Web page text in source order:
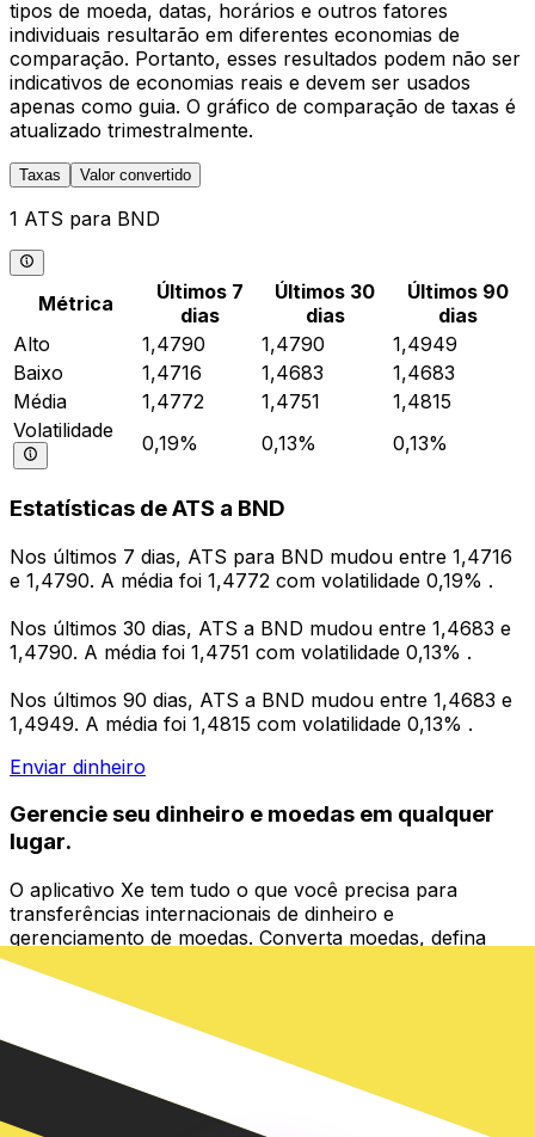
tipos de moeda, datas, horários e outros fatores
individuais resultarão em diferentes economias de
comparação. Portanto, esses resultados podem não ser
indicativos de economias reais e devem ser usados
apenas como guia. O gráfico de comparação de taxas é
atualizado trimestralmente.
Taxas Valor convertido
1 ATS para BND
Métrica
Últimos 7
dias
Últimos 30
dias
Últimos 90
dias
Alto
1,4790 1,4790
1,4949
Baixo
1,4716 1,4683
1,4683
Média
1,4772 1,4751
1,4815
Volatilidade
0,19% 0,13% 0,13%
Estatísticas de ATS a BND
Nos últimos 7 dias, ATS para BND mudou entre 1,4716
e 1,4790. A média foi 1,4772 com volatilidade 0,19% .
Nos últimos 30 dias, ATS a BND mudou entre 1,4683 e
1,4790. A média foi 1,4751 com volatilidade 0,13% .
Nos últimos 90 dias, ATS a BND mudou entre 1,4683 e
1,4949. A média foi 1,4815 com volatilidade 0,13% .
Enviar dinheiro
Gerencie seu dinheiro e moedas em qualquer
lugar.
O aplicativo Xe tem tudo o que você precisa para
transferências internacionais de dinheiro e
gerenciamento de moedas. Converta moedas, defina
alertas de taxas de câmbio e transfira dinheiro para o
exterior sem taxas ocultas. Baixe hoje mesmo!